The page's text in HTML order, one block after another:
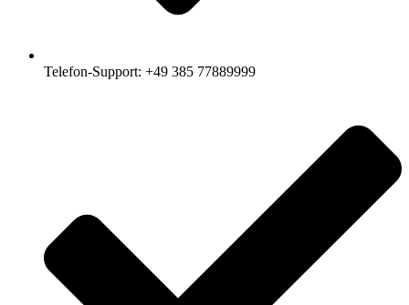
Telefon-Support: +49 385 77889999